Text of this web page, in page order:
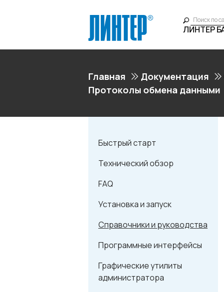
ЛИНТЕР
Главная Документация
Протоколы обмена данными
Быстрый старт
Технический обзор
FAQ
Установка и запуск
Справочники и руководства
Программные интерфейсы
Графические утилиты
администратора